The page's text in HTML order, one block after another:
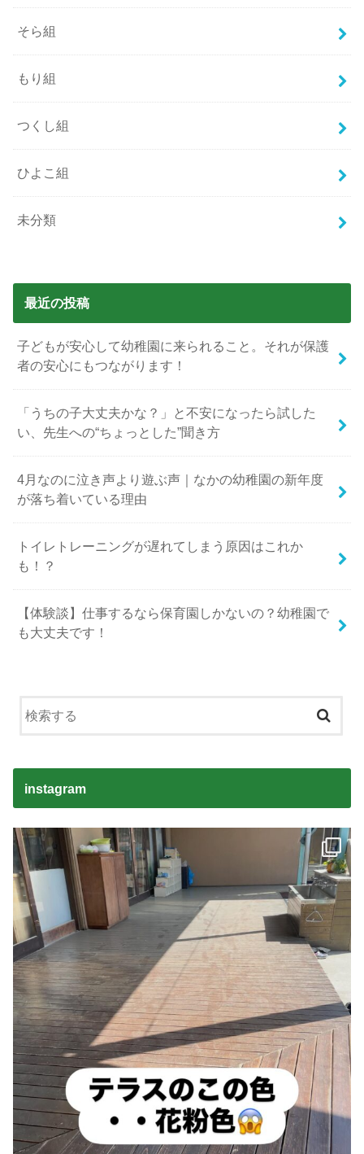
そら組
もり組
つくし組
ひよこ組
未分類
最近の投稿
子どもが安心して幼稚園に来られること。それが保護
者の安心にもつながります！
「うちの子大丈夫かな？」と不安になったら試した
い、先生への“ちょっとした”聞き方
4月なのに泣き声より遊ぶ声｜なかの幼稚園の新年度
が落ち着いている理由
トイレトレーニングが遅れてしまう原因はこれか
も！？
【体験談】仕事するなら保育園しかないの？幼稚園で
も大丈夫です！
instagram